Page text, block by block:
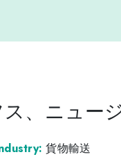
、ニュー
貨物輸送